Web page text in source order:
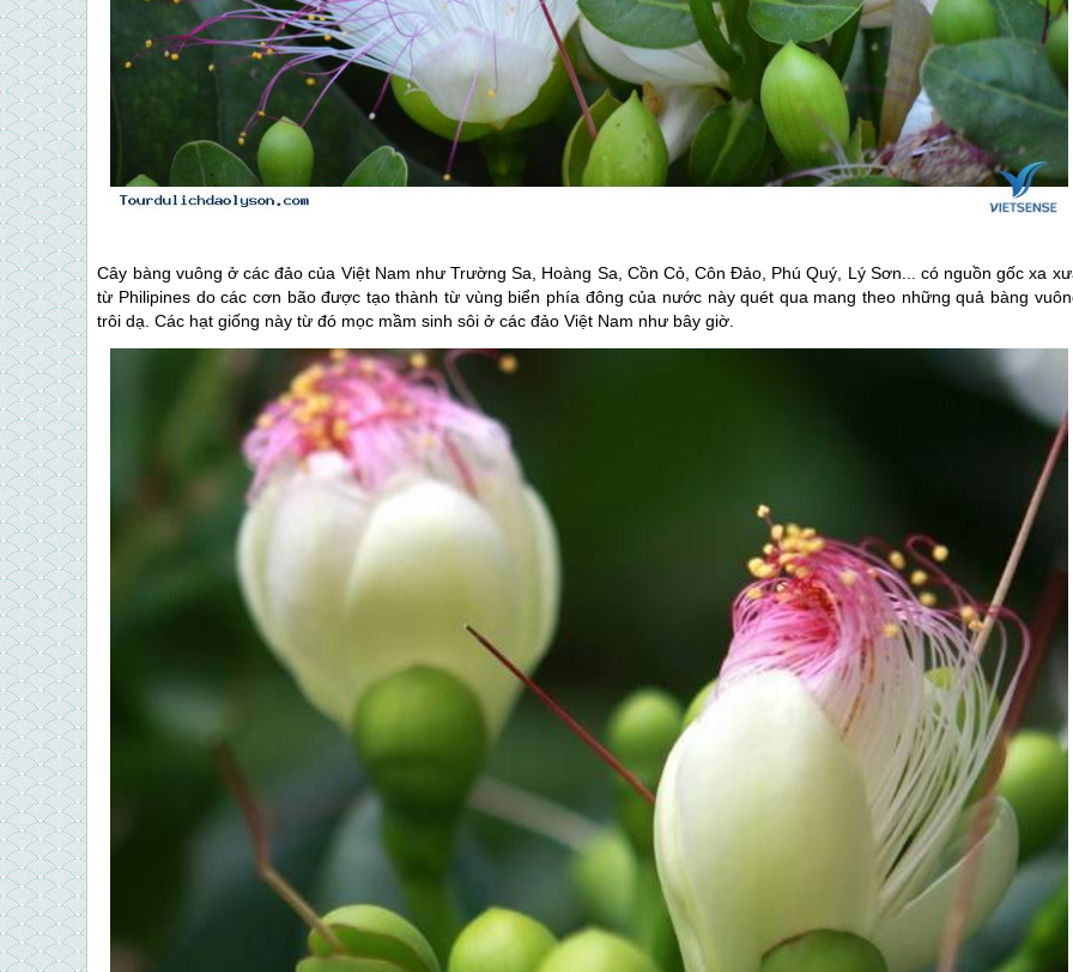
Cây bàng vuông ở các đảo của Việt Nam như Trường Sa, Hoàng Sa, Cồn Cỏ, Côn Đảo, Phú Quý, Lý Sơn... có nguồn gốc xa
từ Philipines do các cơn bão được tạo thành từ vùng biển phía đông của nước này quét qua mang theo những quả bàng
trôi dạ. Các hạt giống này từ đó mọc mầm sinh sôi ở các đảo Việt Nam như bây giờ.